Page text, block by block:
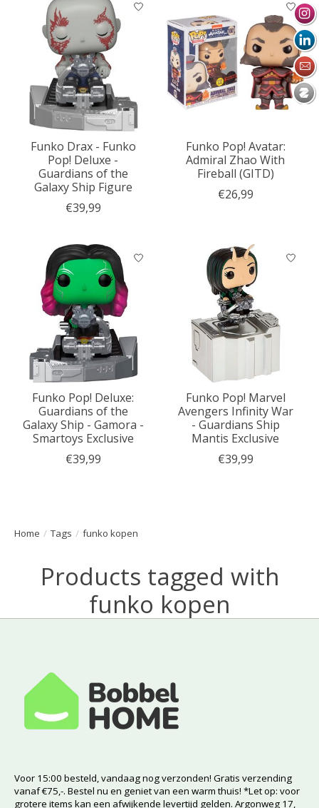
Home / Tags / funko kopen
Products tagged with
funko kopen
Funko Drax - Funko
Pop! Deluxe -
Guardians of the
Galaxy Ship Figure
€39,99
Funko Pop! Avatar:
Admiral Zhao With
Fireball (GITD)
€26,99
Funko Pop! Deluxe:
Guardians of the
Galaxy Ship - Gamora -
Smartoys Exclusive
€39,99
Funko Pop! Marvel
Avengers Infinity War
- Guardians Ship
Mantis Exclusive
€39,99
Voor 15:00 besteld, vandaag nog verzonden! Gratis verzending
vanaf €75,-. Bestel nu en geniet van een warm thuis! *Let op: voor
grotere items kan een afwijkende levertijd gelden. Argonweg 17,